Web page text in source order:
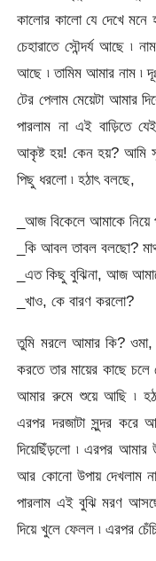
কালোর কালো যে দেখে
চেহারাতে সৌন্দর্য আছে ৷
আছে ৷ তামিম আমার নাম ৷
টের পেলাম মেয়েটা আমার
পারলাম না এই বাড়িতে
আকৃষ্ট হয়! কেন হয়? আমি
পিছু ধরলো ৷ হঠাৎ বলছে,
_আজ বিকেলে আমাকে নিয়ে
_কি আবল তাবল বলছো?
_এত কিছু বুঝিনা, আজ
_খাও, কে বারণ করলো?
তুমি মরলে আমার কি? ওমা,
করতে তার মায়ের কাছে
আমার রুমে শুয়ে আছি ৷
এরপর দরজাটা সুন্দর করে
দিয়েছিঁড়লো ৷ এরপর আমার
আর কোনো উপায় দেখলাম
পারলাম এই বুঝি মরণ
দিয়ে খুলে ফেলল ৷ এরপর